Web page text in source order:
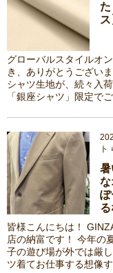
ス
グローバルスタイルオ
き、ありがとうござい
シャツ生地が、続々入
「銀座シャツ」限定で
ト
暑
な
ぽ
皆様こんにちは！
店の納富です！ 今年の
子の遊び場が外では厳
ツ着てお仕事する想像